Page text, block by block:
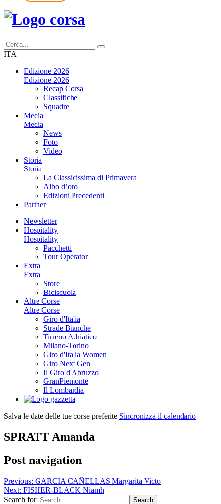
ITA
Edizione 2026
Edizione 2026
Recap Corsa
Classifiche
Squadre
Media
Media
News
Foto
Video
Storia
Storia
La Classicissima di Primavera
Albo d’oro
Edizioni Precedenti
Partner
Newsletter
Hospitality
Hospitality
Pacchetti
Tour Operator
Extra
Extra
Store
Biciscuola
Altre Corse
Altre Corse
Giro d'Italia
Strade Bianche
Tirreno Adriatico
Milano-Torino
Giro d'Italia Women
Giro Next Gen
Il Giro d'Abruzzo
GranPiemonte
Il Lombardia
Salva le date delle tue corse preferite Sincronizza il calendario
SPRATT Amanda
Post navigation
Previous: GARCIA CAÑELLAS Margarita Victo
Next: FISHER-BLACK Niamh
Search for: